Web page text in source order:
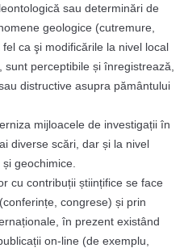
sau determinări de
geologice (cutremure,
ca şi modificările la nivel local
perceptibile și înregistrează,
distructive asupra pământului
mijloacele de investigații în
diverse scări, dar și la nivel
geochimice.
cu contribuții științifice se face
congrese) și prin
în prezent existând
on-line (de exemplu,